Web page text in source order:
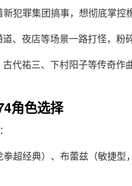
犯罪集团搞事，想彻底掌控
、夜店等场景一路打怪，粉
代祐三、下村阳子等传奇
角色选择
超经典）、布蕾兹（敏捷型